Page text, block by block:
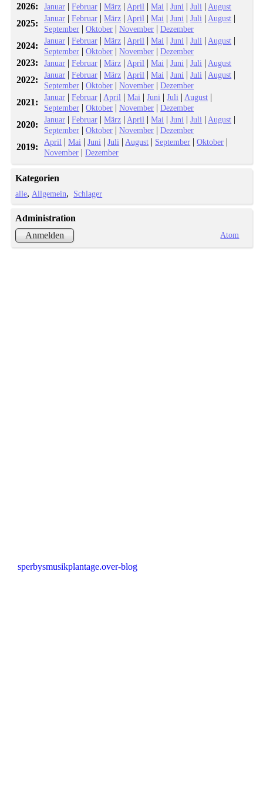
2026:
Januar |Februar |März | April |Mai |Juni |Juli | August
2025: Januar |Februar |März | April |Mai |Juni |Juli | August |
September |Oktober |November |Dezember
2024: Januar |Februar |März | April |Mai |Juni |Juli | August |
September |Oktober |November |Dezember
2023: Januar |Februar |März | April |Mai |Juni |Juli | August
2022: Januar |Februar |März | April |Mai |Juni |Juli | August |
September |Oktober |November |Dezember
2021: Januar |Februar | April |Mai |Juni |Juli | August |
September |Oktober |November |Dezember
2020: Januar |Februar |März | April |Mai |Juni |Juli | August |
September |Oktober |November |Dezember
2019: April |Mai |Juni |Juli | August | September |Oktober |
November |Dezember
Kategorien
alle Allgemein Schlager
Administration
Anmelden
Atom
sperbysmusikplantage.over-blog